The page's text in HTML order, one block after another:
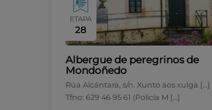
ETAPA
28
Albergue de peregrinos de
Mondoñedo
Rúa Alcántara, s/n. Xunto aos xulga […]
Tfno: 629 46 95 61 (Policía M […]